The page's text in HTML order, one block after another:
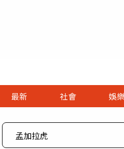
最新 社會 娛樂
娛樂首頁
即時
專題
財經首頁
熱線
３Ｃ
政